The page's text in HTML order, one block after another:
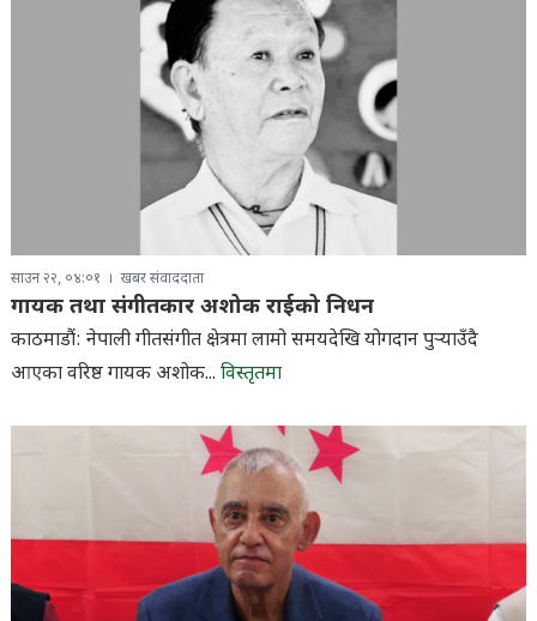
साउन २२, ०४:०१ खबर संवाददाता
गायक तथा संगीतकार अशोक राईको निधन
काठमाडौं: नेपाली गीतसंगीत क्षेत्रमा लामो समयदेखि योगदान पुर्‍याउँदै
आएका वरिष्ठ गायक अशोक... विस्तृतमा